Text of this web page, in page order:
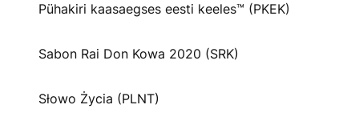
Pühakiri kaasaegses eesti keeles™ (PKEK)
Sabon Rai Don Kowa 2020 (SRK)
Słowo Życia (PLNT)